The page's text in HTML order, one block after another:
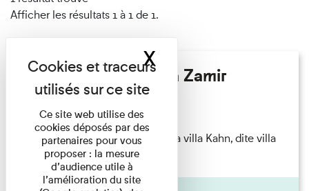
Afficher les résultats 1 à 1 de 1.
Hélène Gaudy - Villa Zamir
Lecture
couchant) [Angle nord-est de la villa Kahn, dite villa
Zamir et lumières du ...
Ce site web utilise des
cookies déposés par des
partenaires pour vous
proposer : la mesure
d’audience utile à
l’amélioration du site
XMasquer le